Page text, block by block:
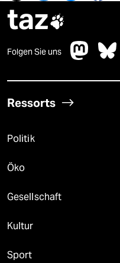
taz
Folgen Sie uns
Ressorts
Politik
Öko
Gesellschaft
Kultur
Sport